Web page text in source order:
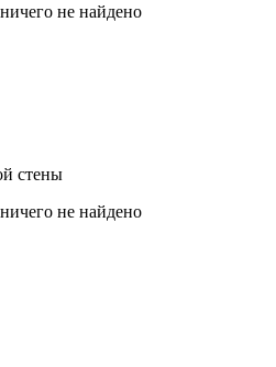
не найдено
стены
не найдено